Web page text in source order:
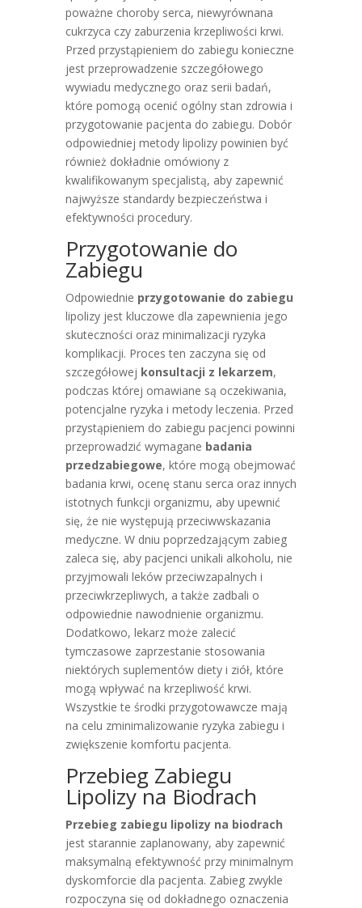
poważne choroby serca, niewyrównana
cukrzyca czy zaburzenia krzepliwości krwi.
Przed przystąpieniem do zabiegu konieczne
jest przeprowadzenie szczegółowego
wywiadu medycznego oraz serii badań,
które pomogą ocenić ogólny stan zdrowia i
przygotowanie pacjenta do zabiegu. Dobór
odpowiedniej metody lipolizy powinien być
również dokładnie omówiony z
kwalifikowanym specjalistą, aby zapewnić
najwyższe standardy bezpieczeństwa i
efektywności procedury.
Przygotowanie do
Zabiegu
Odpowiednie przygotowanie do zabiegu
lipolizy jest kluczowe dla zapewnienia jego
skuteczności oraz minimalizacji ryzyka
komplikacji. Proces ten zaczyna się od
szczegółowej konsultacji z lekarzem,
podczas której omawiane są oczekiwania,
potencjalne ryzyka i metody leczenia. Przed
przystąpieniem do zabiegu pacjenci powinni
przeprowadzić wymagane badania
przedzabiegowe, które mogą obejmować
badania krwi, ocenę stanu serca oraz innych
istotnych funkcji organizmu, aby upewnić
się, że nie występują przeciwwskazania
medyczne. W dniu poprzedzającym zabieg
zaleca się, aby pacjenci unikali alkoholu, nie
przyjmowali leków przeciwzapalnych i
przeciwkrzepliwych, a także zadbali o
odpowiednie nawodnienie organizmu.
Dodatkowo, lekarz może zalecić
tymczasowe zaprzestanie stosowania
niektórych suplementów diety i ziół, które
mogą wpływać na krzepliwość krwi.
Wszystkie te środki przygotowawcze mają
na celu zminimalizowanie ryzyka zabiegu i
zwiększenie komfortu pacjenta.
Przebieg Zabiegu
Lipolizy na Biodrach
Przebieg zabiegu lipolizy na biodrach
jest starannie zaplanowany, aby zapewnić
maksymalną efektywność przy minimalnym
dyskomforcie dla pacjenta. Zabieg zwykle
rozpoczyna się od dokładnego oznaczenia